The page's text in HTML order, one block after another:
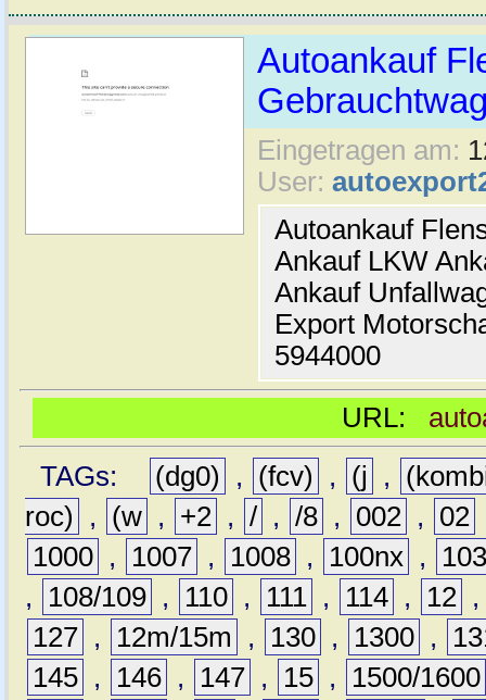
Autoankauf
Eingetragen am:
User:
Autoankauf
Ankauf LKW
Ankauf
Export
5944000
URL:
TAGs:
(dg0) , (fcv) , (j ,
roc)
, (w , +2 , / , /8 , 002 , 02
1000 , 1007 , 1008 , 100nx ,
,
108/109 , 110 , 111 , 114 , 12
127 , 12m/15m , 130 , 1300 ,
145 , 146 , 147 , 15 ,
1500/1600